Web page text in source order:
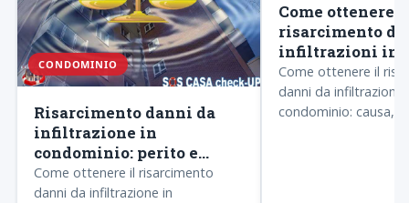
CONDOMINIO
Risarcimento danni da
infiltrazione in
condominio: perito e
avvocato
Come ottenere il risarcimento
danni da infiltrazione in
Come ottenere
risarcimento
infiltrazioni in
condominio
Come ottenere il
danni da infiltrazioni
condominio: causa,